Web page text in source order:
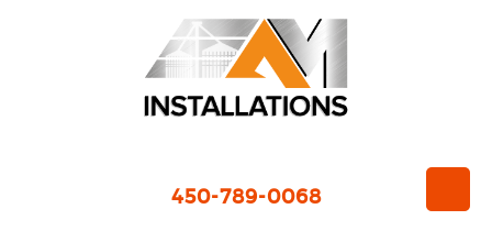
450-789-0068